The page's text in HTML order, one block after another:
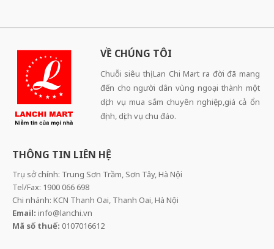
VỀ CHÚNG TÔI
Chuỗi siêu thị Lan Chi Mart ra đời đã mang
đến cho người dân vùng ngoại thành một
dịch vụ mua sắm chuyên nghiệp,giá cả ổn
định, dịch vụ chu đáo.
THÔNG TIN LIÊN HỆ
Trụ sở chính: Trung Sơn Trầm, Sơn Tây, Hà Nội
Tel/Fax: 1900 066 698
Chi nhánh: KCN Thanh Oai, Thanh Oai, Hà Nội
Email: info@lanchi.vn
Mã số thuế: 0107016612